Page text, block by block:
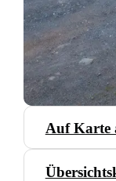
Auf Karte